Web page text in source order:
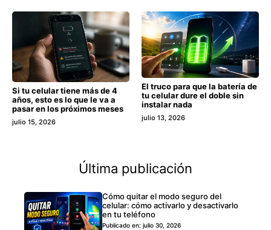
Si tu celular tiene más de 4
años, esto es lo que le va a
pasar en los próximos meses
julio 15, 2026
El truco para que la batería de
tu celular dure el doble sin
instalar nada
julio 13, 2026
Última publicación
Cómo quitar el modo seguro del
celular: cómo activarlo y desactivarlo
en tu teléfono
Publicado en: julio 30, 2026